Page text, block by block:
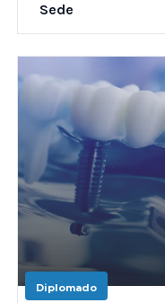
Sede
Diplomado